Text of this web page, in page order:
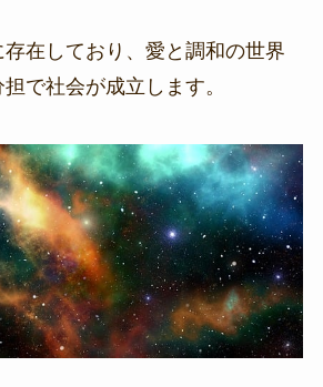
在しており、愛と調和の世界
で社会が成立します。